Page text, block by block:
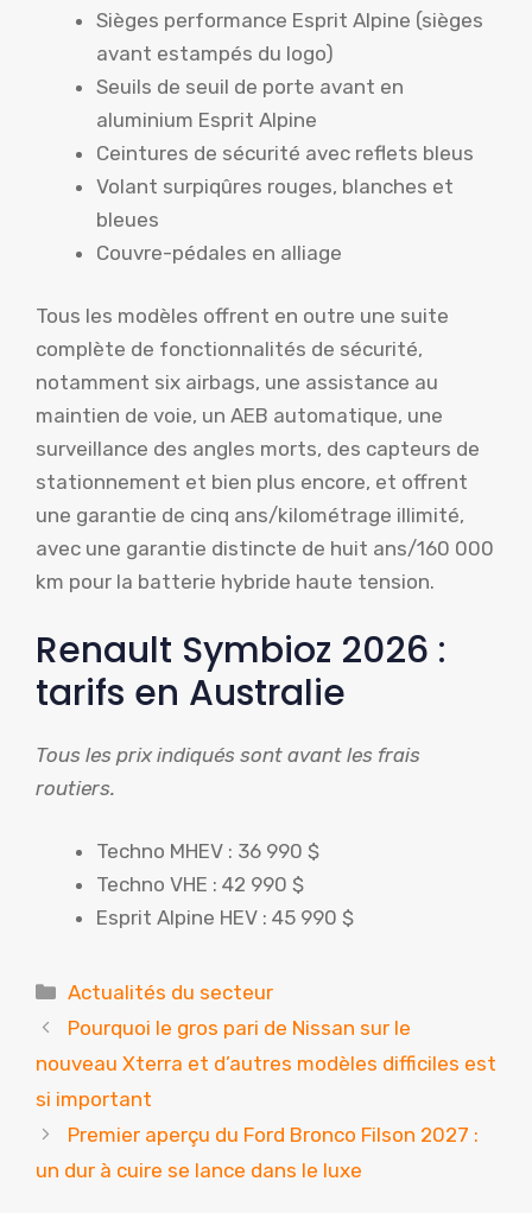
Sièges performance Esprit Alpine (sièges
avant estampés du logo)
Seuils de seuil de porte avant en
aluminium Esprit Alpine
Ceintures de sécurité avec reflets bleus
Volant surpiqûres rouges, blanches et
bleues
Couvre-pédales en alliage
Tous les modèles offrent en outre une suite
complète de fonctionnalités de sécurité,
notamment six airbags, une assistance au
maintien de voie, un AEB automatique, une
surveillance des angles morts, des capteurs de
stationnement et bien plus encore, et offrent
une garantie de cinq ans/kilométrage illimité,
avec une garantie distincte de huit ans/160 000
km pour la batterie hybride haute tension.
Renault Symbioz 2026 :
tarifs en Australie
Tous les prix indiqués sont avant les frais
routiers.
Techno MHEV : 36 990 $
Techno VHE : 42 990 $
Esprit Alpine HEV : 45 990 $
Catégories
Actualités du secteur
Pourquoi le gros pari de Nissan sur le
nouveau Xterra et d’autres modèles difficiles est
si important
Premier aperçu du Ford Bronco Filson 2027 :
un dur à cuire se lance dans le luxe